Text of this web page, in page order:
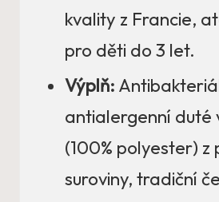
kvality z Francie,
pro děti do 3 let.
Výplň:
antialergenní duté
(100% polyester) z
suroviny, tradiční